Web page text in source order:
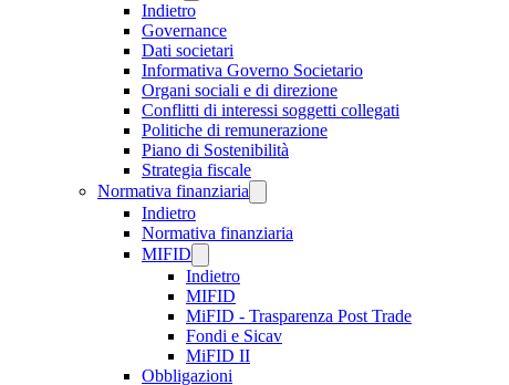
Indietro
Governance
Dati societari
Informativa Governo Societario
Organi sociali e di direzione
Conflitti di interessi soggetti collegati
Politiche di remunerazione
Piano di Sostenibilità
Strategia fiscale
Normativa finanziaria
Indietro
Normativa finanziaria
MIFID
Indietro
MIFID
MiFID - Trasparenza Post Trade
Fondi e Sicav
MiFID II
Obbligazioni